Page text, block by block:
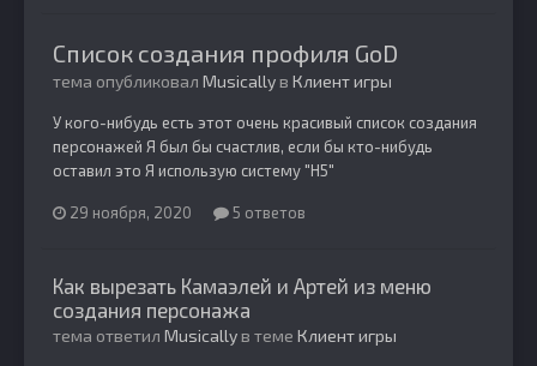
Список создания профиля GoD
тема опубликовал Musicallyв Клиент игры
У кого-нибудь есть этот очень красивый список создания
персонажей Я был бы счастлив, если бы кто-нибудь
оставил это Я использую систему "H5"
29 ноября, 2020 5 ответов
Как вырезать Камаэлей и Артей из меню
создания персонажа
тема ответил Musicallyв теме Клиент игры